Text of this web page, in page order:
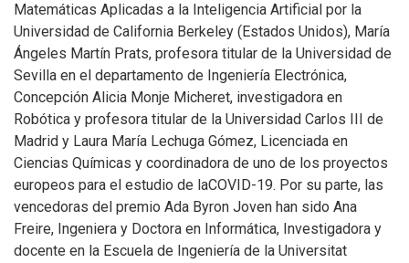
Matemáticas Aplicadas a la Inteligencia Artificial por la
Universidad de California Berkeley (Estados Unidos), María
Ángeles Martín Prats, profesora titular de la Universidad de
Sevilla en el departamento de Ingeniería Electrónica,
Concepción Alicia Monje Micheret, investigadora en
Robótica y profesora titular de la Universidad Carlos III de
Madrid y Laura María Lechuga Gómez, Licenciada en
Ciencias Químicas y coordinadora de uno de los proyectos
europeos para el estudio de laCOVID-19. Por su parte, las
vencedoras del premio Ada Byron Joven han sido Ana
Freire, Ingeniera y Doctora en Informática, Investigadora y
docente en la Escuela de Ingeniería de la Universitat